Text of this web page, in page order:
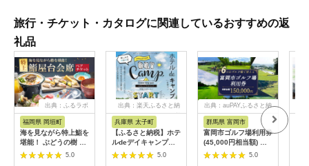
旅行・チケット・カタログに関連しているおすすめの返
礼品
出典：ふるラボ
福岡県 岡垣町
海を見ながら特上鮨を
堪能！ ぶどうの樹 鮨
屋台ペア お食事券 海
鮮 海 屋台 食事 ペア
5.0
出典：楽天ふるさと納
税
兵庫県 太子町
【ふるさと納税】ホテ
ルdeデイキャンプ体
験チケット
【1364991】
5.0
出典：auPAYふるさと納
群馬県 富岡市
富岡市ゴルフ場利用券
(45,000円相当額) ゴ
ルフ チケット 平日 土
日 祝日 プレー券 関東
5.0